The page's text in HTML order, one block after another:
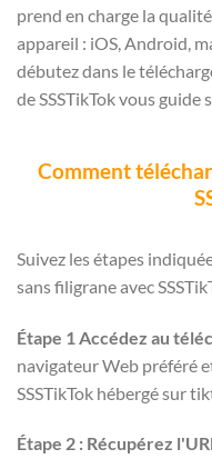
prend en charge la
appareil : iOS, Android,
débutez dans le
de SSSTikTok vous guide
Comment
Suivez les étapes
sans filigrane avec
Étape 1 Accédez au
navigateur Web préféré
SSSTikTok hébergé sur
Étape 2 : Récupérez